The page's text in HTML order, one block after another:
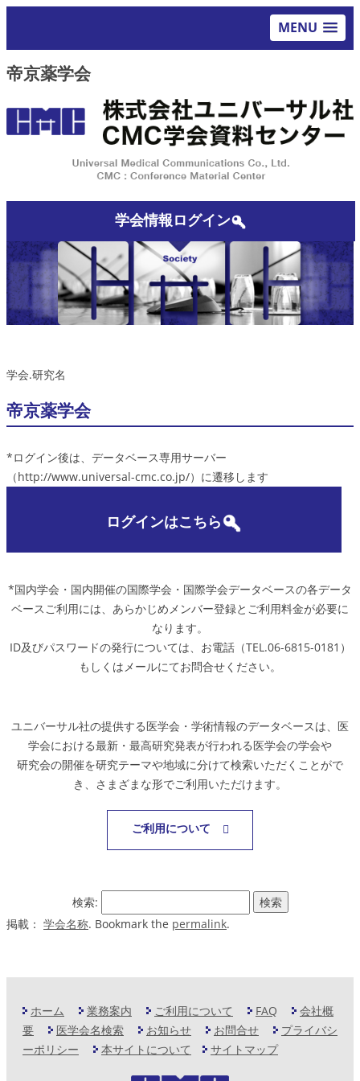
MENU
帝京薬学会
学会情報ログイン
学会.研究名
帝京薬学会
*ログイン後は、データベース専用サーバー
（http://www.universal-cmc.co.jp/）に遷移します
ログインはこちら
*国内学会・国内開催の国際学会・国際学会データベースの各データ
ベースご利用には、あらかじめメンバー登録とご利用料金が必要に
なります。
ID及びパスワードの発行については、お電話（TEL.06-6815-0181）
もしくはメールにてお問合せください。
ユニバーサル社の提供する医学会・学術情報のデータベースは、医
学会における最新・最高研究発表が行われる医学会の学会や
研究会の開催を研究テーマや地域に分けて検索いただくことがで
き、さまざまな形でご利用いただけます。
ご利用について
検索:
掲載： 学会名称. Bookmark the permalink.
ホーム 業務案内 ご利用について FAQ
会社概
要
医学会名検索 お知らせ お問合せ
プライバシ
ーポリシー
本サイトについて サイトマップ